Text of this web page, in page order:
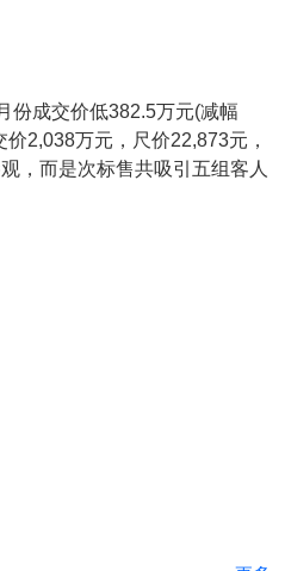
份成交价低382.5万元(减幅
2,038万元，尺价22,873元，
，而是次标售共吸引五组客人